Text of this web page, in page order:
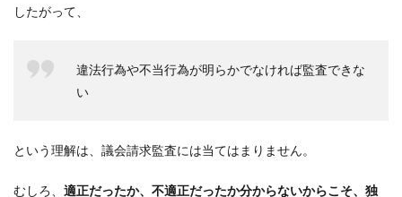
したがって、
違法行為や不当行為が明らかでなければ監査できな
い
という理解は、議会請求監査には当てはまりません。
むしろ、 適正だったか、不適正だったか分からないからこそ、独